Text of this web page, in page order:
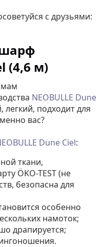
с друзьями:
(4,6 м)
NEOBULLE Dune
подходит для
вас?
Dune Сiel:
ткани,
ÖKO-TEST (не
безопасна для
особенно
намоток;
драпируется;